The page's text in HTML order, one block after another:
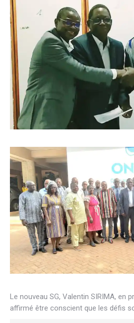
Le nouveau SG, Valentin SIRIMA, en
affirmé être conscient que les défis